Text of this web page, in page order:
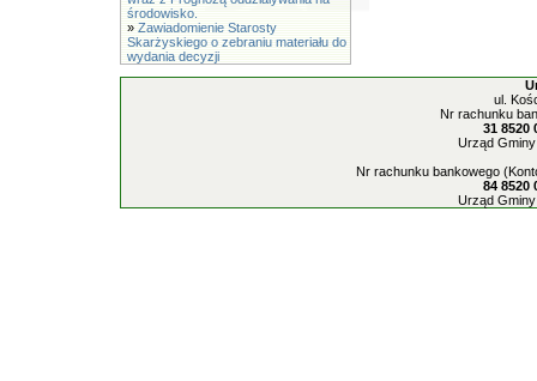
środowisko.
» Zawiadomienie Starosty
Skarżyskiego o zebraniu materiału do
wydania decyzji
ul.
Nr rachunku
31 8520
Urząd
Nr rachunku bankowego
84 8520
Urząd